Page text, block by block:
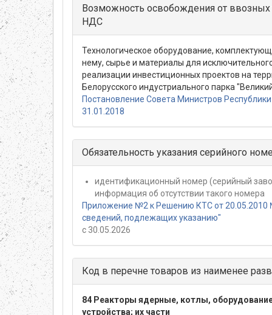
Возможность освобождения от
НДС
Технологическое оборудование,
нему, сырье и материалы для
реализации инвестиционных проектов на
Белорусского индустриального парка
Постановление Совета Министров
31.01.2018
Обязательность указания серийного
идентификационный номер (серийный
информация об отсутствии такого номера
Приложение №2 к Решению КТС от 20.05.2010
сведений, подлежащих указанию"
с 30.05.2026
Код в перечне товаров из наименее
84 Реакторы ядерные, котлы,
устройства; их части